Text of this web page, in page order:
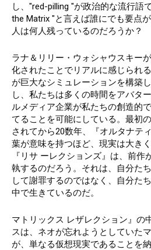
し、"red-pilling "が政治的な流行語
the Matrix "と言えば誰にでも要点
人は何人残っているのだろうか？
ラナ＆リリー・ウォシャウスキー
化されたことでリアルに感じられ
が巨大なシミュレーションを構築
し、私たちは多くの時間をアバタ
ルメディア企業が私たちの創造的
てることを可能にしている。最初
されてから20数年、『オルタナテ
葉が意味を持つほど、現実は大き
『リサ ーレクションズ』は、前作
執するのだろう。それは、自分た
して謝罪するのではなく、自分た
中で生きているのだ。
マトリックス レザレクション』の
スは、ネオが忘れようとしていた
が、単なる仮想現実であることを